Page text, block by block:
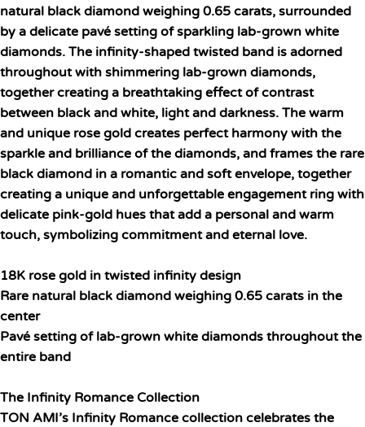
natural black diamond weighing 0.65 carats, surrounded
by a delicate pavé setting of sparkling lab-grown white
diamonds. The infinity-shaped twisted band is adorned
throughout with shimmering lab-grown diamonds,
together creating a breathtaking effect of contrast
between black and white, light and darkness. The warm
and unique rose gold creates perfect harmony with the
sparkle and brilliance of the diamonds, and frames the rare
black diamond in a romantic and soft envelope, together
creating a unique and unforgettable engagement ring with
delicate pink-gold hues that add a personal and warm
touch, symbolizing commitment and eternal love.
18K rose gold in twisted infinity design
Rare natural black diamond weighing 0.65 carats in the
center
Pavé setting of lab-grown white diamonds throughout the
entire band
The Infinity Romance Collection
TON AMI’s Infinity Romance collection celebrates the